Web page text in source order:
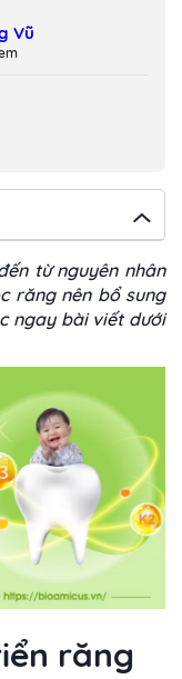
Vũ
từ nguyên nhân
răng nên bổ sung
ngay bài viết dưới
răng